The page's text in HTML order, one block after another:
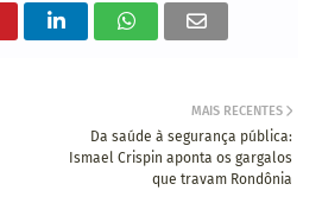
MAIS RECENTES
Da saúde à segurança pública:
Ismael Crispin aponta os gargalos
que travam Rondônia